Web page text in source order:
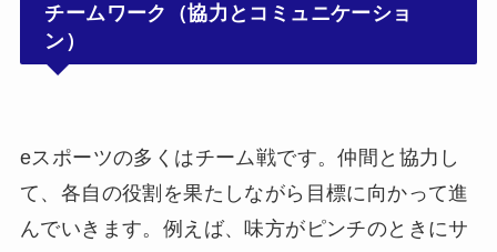
チームワーク（協力とコミュニケーショ
ン）
eスポーツの多くはチーム戦です。仲間と協力し
て、各自の役割を果たしながら目標に向かって進
んでいきます。例えば、味方がピンチのときにサ